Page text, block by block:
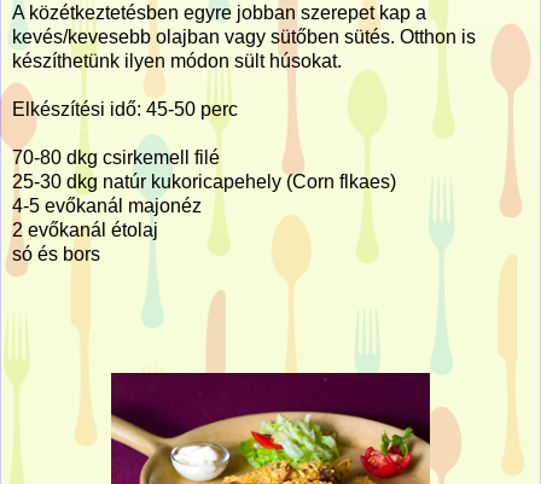
A közétkeztetésben egyre jobban szerepet kap a
kevés/kevesebb olajban vagy sütőben sütés. Otthon is
készíthetünk ilyen módon sült húsokat.
Elkészítési idő: 45-50 perc
70-80 dkg csirkemell filé
25-30 dkg natúr kukoricapehely (Corn flkaes)
4-5 evőkanál majonéz
2 evőkanál étolaj
só és bors